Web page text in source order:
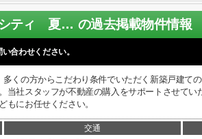
スマート・ワン シティ 夏見台新築戸建4号棟 の過去掲載物件情報
合わせください。
くの方からこだわり条件でいただく新築戸建て
当社スタッフが不動産の購入をサポートさせてい
もにお任せください。
交通